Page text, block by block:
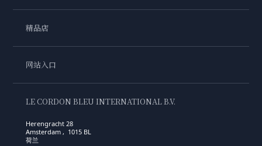
精品店
网站入口
LE CORDON BLEU INTERNATIONAL B.V.
Herengracht 28
Amsterdam , 1015 BL
荷兰